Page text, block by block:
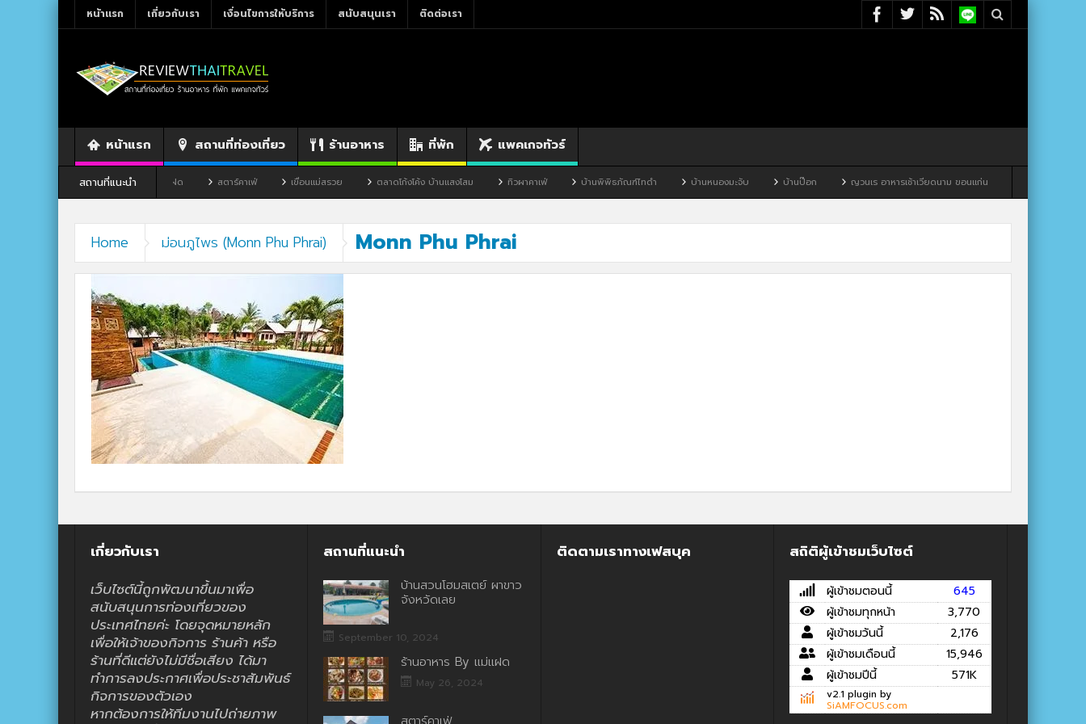
หน้าแรก เกี่ยวกับเรา เงื่อนไขการให้บริการ สนับสนุนเรา ติดต่อเรา
หน้าแรก สถานที่ท่องเที่ยว ร้านอาหาร ที่พัก แพคเกจทัวร์
สถานที่แนะนำ
ร้านอาหาร By แม่แฝด สตาร์คาเฟ่ เขื่อนแม่สรวย ตลาดโก้งโค้ง บ้านแสงโสม ทิวผาคาเฟ่ บ้านพิพิธภัณฑ์ไทดำ บ้านหนองมะจับ บ้านป๊อก ญวนเร อาหารเช้าเวียดนาม ขอนแก่น
Home ม่อนภูไพร (Monn Phu Phrai) Monn Phu Phrai
เกี่ยวกับเรา
เว็บไซต์นี้ถูกพัฒนาขึ้นมาเพื่อ
สนับสนุนการท่องเที่ยวของ
ประเทศไทยค่ะ โดยจุดหมายหลัก
เพื่อให้เจ้าของกิจการ ร้านค้า หรือ
ร้านที่ดีแต่ยังไม่มีชื่อเสียง ได้มา
ทำการลงประกาศเพื่อประชาสัมพันธ์
กิจการของตัวเอง
หากต้องการให้ทีมงานไปถ่ายภาพ
สถานที่แนะนำ
บ้านสวนโฮมสเตย์ ผาขาว
จังหวัดเลย
September 10, 2024
ร้านอาหาร By แม่แฝด
May 26, 2024
ติดตามเราทางเฟสบุค สถิติผู้เข้าชมเว็บไซต์
ผู้เข้าชมตอนนี้
645
ผู้เข้าชมทุกหน้า
3,770
ผู้เข้าชมวันนี้
2,176
ผู้เข้าชมเดือนนี้
15,946
ผู้เข้าชมปีนี้
571K
v2.1 plugin by
SiAMFOCUS.com